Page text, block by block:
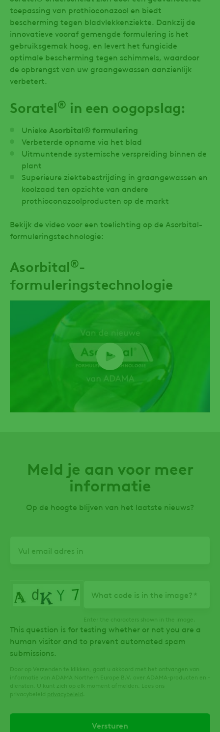
toepassing van prothioconazool en biedt
bescherming tegen bladvlekkenziekte. Dankzij de
innovatieve vooraf gemengde formulering is het
gebruiksgemak hoog, en levert het fungicide
optimale bescherming tegen schimmels, waardoor
de opbrengst van uw graangewassen aanzienlijk
verbetert.
Soratel® in een oogopslag:
Unieke Asorbital® formulering
Verbeterde opname via het blad
Uitmuntende systemische verspreiding binnen de
plant
Superieure ziektebestrijding in graangewassen en
koolzaad ten opzichte van andere
prothioconazoolproducten op de markt
Bekijk de video voor een toelichting op de Asorbital-
formuleringstechnologie:
Asorbital®-
formuleringstechnologie
Meld je aan voor meer
informatie
Op de hoogte blijven van het laatste nieuws?
What code is in the image?
Enter the characters shown in the image.
This question is for testing whether or not you are a
human visitor and to prevent automated spam
submissions.
Door op Verzenden te klikken, gaat u akkoord met het ontvangen van
informatie van ADAMA Northern Europe B.V. over ADAMA-producten en -
diensten. U kunt zich op elk moment afmelden. Lees ons
privacybeleid privacybeleid